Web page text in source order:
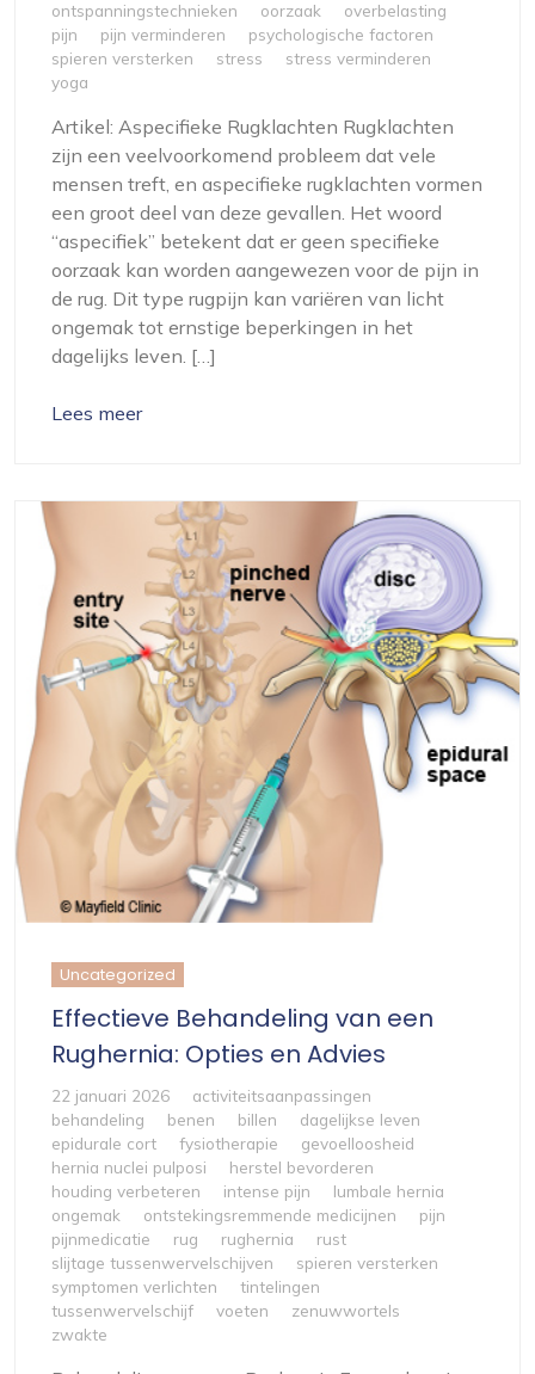
ontspanningstechnieken oorzaak
overbelasting
pijn
pijn verminderen
psychologische factoren
spieren versterken
stress
stress verminderen
yoga
Artikel: Aspecifieke Rugklachten Rugklachten
zijn een veelvoorkomend probleem dat vele
mensen treft, en aspecifieke rugklachten vormen
een groot deel van deze gevallen. Het woord
“aspecifiek” betekent dat er geen specifieke
oorzaak kan worden aangewezen voor de pijn in
de rug. Dit type rugpijn kan variëren van licht
ongemak tot ernstige beperkingen in het
dagelijks leven. […]
Lees meer
Uncategorized
Effectieve Behandeling van een
Rughernia: Opties en Advies
22 januari 2026
activiteitsaanpassingen
behandeling
benen billen
dagelijkse leven
epidurale cort
fysiotherapie
gevoelloosheid
hernia nuclei pulposi
herstel bevorderen
houding verbeteren
intense pijn
lumbale hernia
ongemak
ontstekingsremmende medicijnen
pijn
pijnmedicatie
rug rughernia
rust
slijtage tussenwervelschijven
spieren versterken
symptomen verlichten
tintelingen
tussenwervelschijf
voeten
zenuwwortels
zwakte